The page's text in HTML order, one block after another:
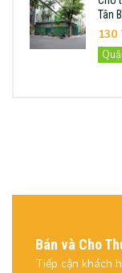
Tân
Bán và Cho
Tiếp cận khách